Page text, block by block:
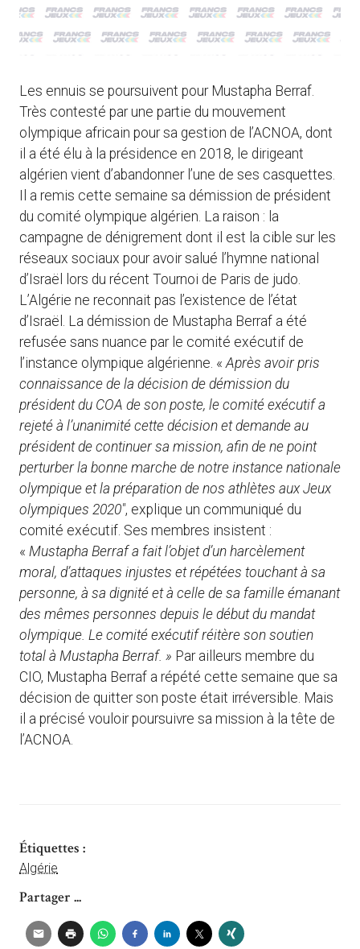
Les ennuis se poursuivent pour Mustapha Berraf.
Très contesté par une partie du mouvement
olympique africain pour sa gestion de l’ACNOA, dont
il a été élu à la présidence en 2018, le dirigeant
algérien vient d’abandonner l’une de ses casquettes.
Il a remis cette semaine sa démission de président
du comité olympique algérien. La raison : la
campagne de dénigrement dont il est la cible sur les
réseaux sociaux pour avoir salué l’hymne national
d’Israël lors du récent Tournoi de Paris de judo.
L’Algérie ne reconnait pas l’existence de l’état
d’Israël. La démission de Mustapha Berraf a été
refusée sans nuance par le comité exécutif de
l’instance olympique algérienne. «Après avoir pris
connaissance de la décision de démission du
président du COA de son poste, le comité exécutif a
rejeté à l’unanimité cette décision et demande au
président de continuer sa mission, afin de ne point
perturber la bonne marche de notre instance nationale
olympique et la préparation de nos athlètes aux Jeux
olympiques 2020″, explique un communiqué du
comité exécutif. Ses membres insistent :
« Mustapha Berraf a fait l’objet d’un harcèlement
moral, d’attaques injustes et répétées touchant à sa
personne, à sa dignité et à celle de sa famille émanant
des mêmes personnes depuis le début du mandat
olympique. Le comité exécutif réitère son soutien
total à Mustapha Berraf. » Par ailleurs membre du
CIO, Mustapha Berraf a répété cette semaine que sa
décision de quitter son poste était irréversible. Mais
il a précisé vouloir poursuivre sa mission à la tête de
l’ACNOA.
Étiquettes :
Algérie
Partager ...